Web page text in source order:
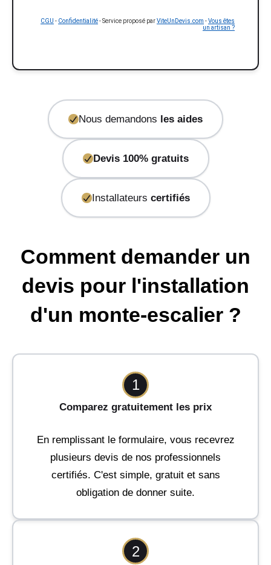
CGU - Confidentialité- Service proposé parViteUnDevis.com -Vous êtes
un artisan ?
Nous demandons les aides
Devis 100% gratuits
Installateurs certifiés
Comment demander un
devis pour l'installation
d'un monte-escalier ?
1
Comparez gratuitement les prix
En remplissant le formulaire, vous recevrez
plusieurs devis de nos professionnels
certifiés. C'est simple, gratuit et sans
obligation de donner suite.
2